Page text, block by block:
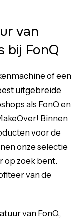
van
bij FonQ
of een
uitgebreide
als FonQ en
Binnen
voor de
onze selectie
op zoek bent.
van de
van FonQ,